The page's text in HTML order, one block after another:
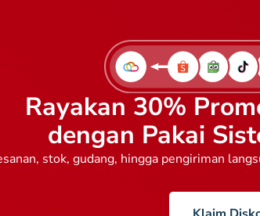
Rayakan 30%
dengan Pakai
stok, gudang, hingga pengiriman